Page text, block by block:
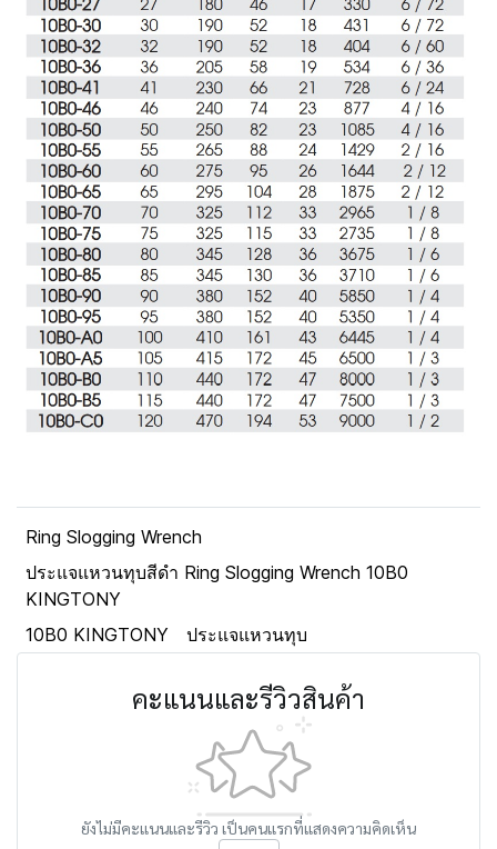
Ring Slogging Wrench
ประแจแหวนทุบสีดำ Ring Slogging Wrench 10B0
KINGTONY
10B0 KINGTONY
ประแจแหวนทุบ
คะแนนและรีวิวสินค้า
ยังไม่มีคะแนนและรีวิว เป็นคนแรกที่แสดงความคิดเห็น